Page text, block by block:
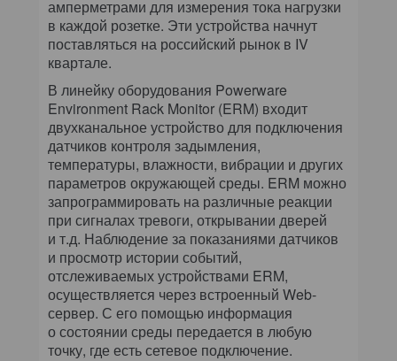
амперметрами для измерения тока нагрузки
в каждой розетке. Эти устройства начнут
поставляться на российский рынок в IV
квартале.
В линейку оборудования Powerware
Environment Rack Monitor (ERM) входит
двухканальное устройство для подключения
датчиков контроля задымления,
температуры, влажности, вибрации и других
параметров окружающей среды. ERM можно
запрограммировать на различные реакции
при сигналах тревоги, открывании дверей
и т.д. Наблюдение за показаниями датчиков
и просмотр истории событий,
отслеживаемых устройствами ERM,
осуществляется через встроенный Web-
сервер. С его помощью информация
о состоянии среды передается в любую
точку, где есть сетевое подключение.